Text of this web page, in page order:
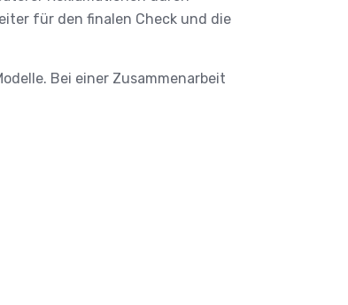
für den finalen Check und die
Bei einer Zusammenarbeit